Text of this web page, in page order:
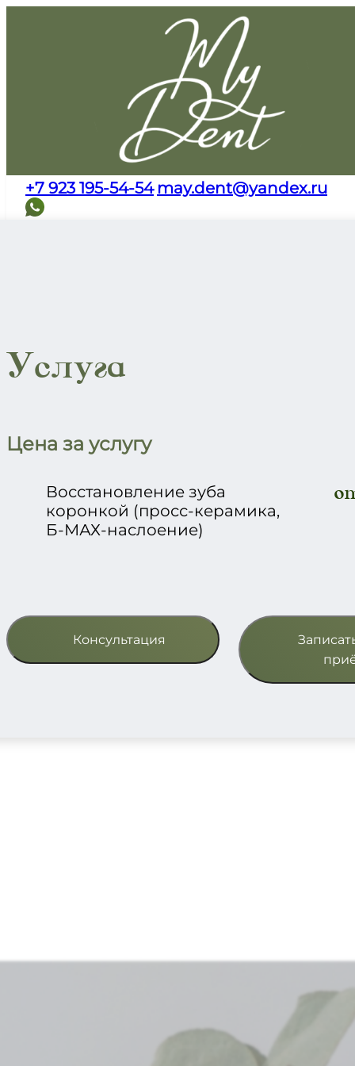
+7 923 195-54-54 may.dent@yandex.ru
Услуга
Цена за услугу
Восстановление зуба
коронкой (просс-керамика,
Б-МАХ-наслоение)
Консультация